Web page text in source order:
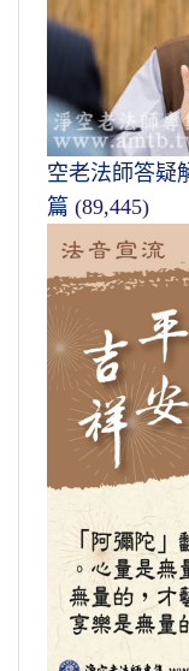
空老法師答疑
篇 (89,445)